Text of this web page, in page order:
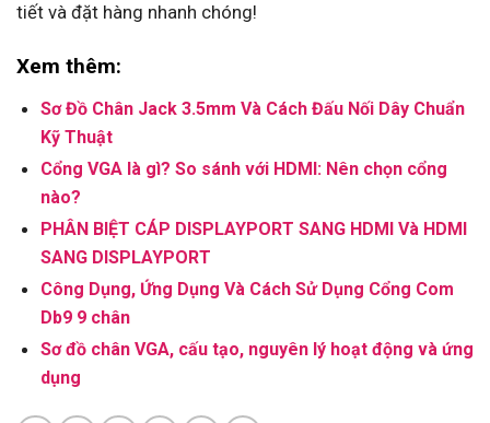
tiết và đặt hàng nhanh chóng!
Xem thêm:
Sơ Đồ Chân Jack 3.5mm Và Cách Đấu Nối Dây Chuẩn
Kỹ Thuật
Cổng VGA là gì? So sánh với HDMI: Nên chọn cổng
nào?
PHÂN BIỆT CÁP DISPLAYPORT SANG HDMI Và HDMI
SANG DISPLAYPORT
Công Dụng, Ứng Dụng Và Cách Sử Dụng Cổng Com
Db9 9 chân
Sơ đồ chân VGA, cấu tạo, nguyên lý hoạt động và ứng
dụng